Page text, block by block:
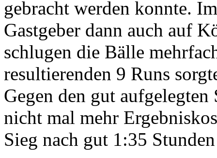
gebracht werden konnte.
Gastgeber dann auch auf
schlugen die Bälle
resultierenden 9 Runs
Gegen den gut
nicht mal mehr
Sieg nach gut 1:35